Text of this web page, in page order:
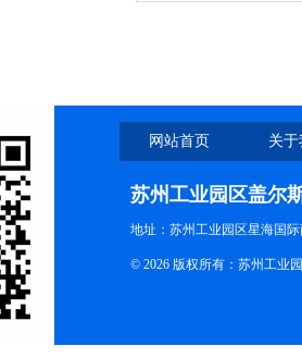
网站首页 关
苏州工业园区盖尔
地址：苏州工业园区星海国
© 2026 版权所有：苏州工业